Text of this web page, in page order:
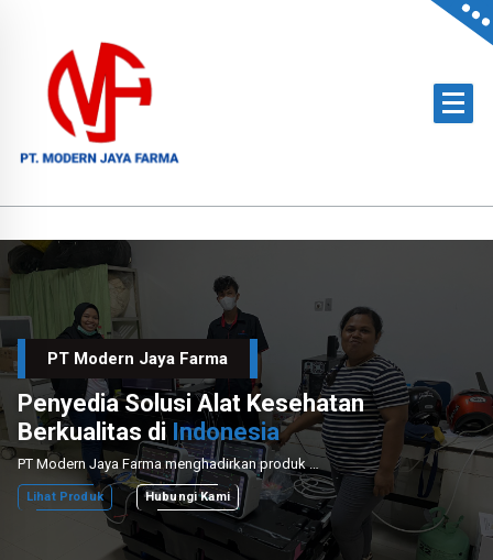
content
PT Modern Jaya Farma
Penyedia Solusi Alat Kesehatan
Berkualitas di Indonesia
PT Modern Jaya Farma menghadirkan produk medis unggulan dengan layanan instalasi dan perawatan profesional untuk mendukung sektor kesehatan nasional.
Lihat Produk Hubungi Kami